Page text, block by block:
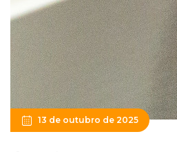
13 de outubro de 2025